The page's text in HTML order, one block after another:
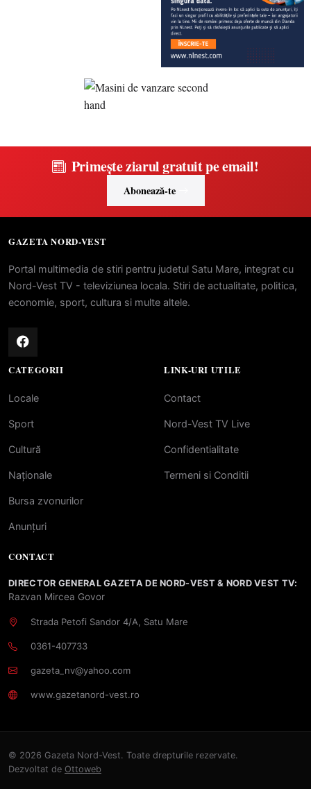
Primește ziarul gratuit pe email!
Abonează-te
GAZETA NORD-VEST
Portal multimedia de stiri pentru judetul Satu Mare, integrat cu
Nord-Vest TV - televiziunea locala. Stiri de actualitate, politica,
economie, sport, cultura si multe altele.
CATEGORII
Locale
Sport
Cultură
Naționale
Bursa zvonurilor
Anunțuri
LINK-URI UTILE
Contact
Nord-Vest TV Live
Confidentialitate
Termeni si Conditii
CONTACT
DIRECTOR GENERAL GAZETA DE NORD-VEST & NORD VEST TV:
Razvan Mircea Govor
Strada Petofi Sandor 4/A, Satu Mare
0361-407733
gazeta_nv@yahoo.com
www.gazetanord-vest.ro
© 2026 Gazeta Nord-Vest. Toate drepturile rezervate.
Dezvoltat de Ottoweb